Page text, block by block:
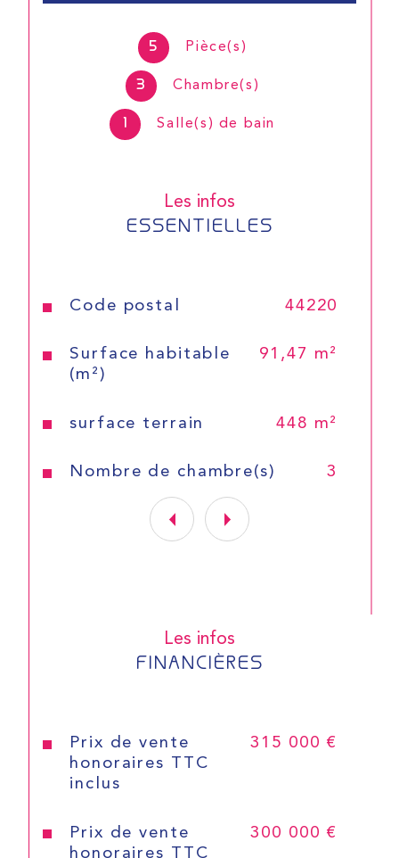
5 Pièce(s)
3 Chambre(s)
1 Salle(s) de bain
Les infos
ESSENTIELLES
Caractéristiques Valeurs
Code postal 44220
Surface habitable
(m²)
91,47 m²
surface terrain 448 m²
Nombre de chambre(s) 3
Les infos
FINANCIÈRES
Prix de vente
honoraires TTC
inclus
315 000 €
Prix de vente
honoraires TTC
300 000 €